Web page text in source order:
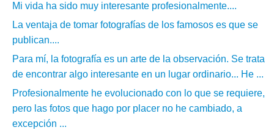
Mi vida ha sido muy interesante profesionalmente....
La ventaja de tomar fotografías de los famosos es que se
publican....
Para mí, la fotografía es un arte de la observación. Se trata
de encontrar algo interesante en un lugar ordinario... He ...
Profesionalmente he evolucionado con lo que se requiere,
pero las fotos que hago por placer no he cambiado, a
excepción ...